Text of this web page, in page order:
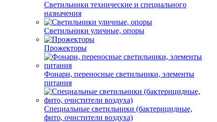
Светильники технические и специального
назначения
Светильники уличные, опоры
Прожекторы
Фонари, переносные светильники, элементы
питания
Специальные светильники (бактерицидные,
фито, очистители воздуха)